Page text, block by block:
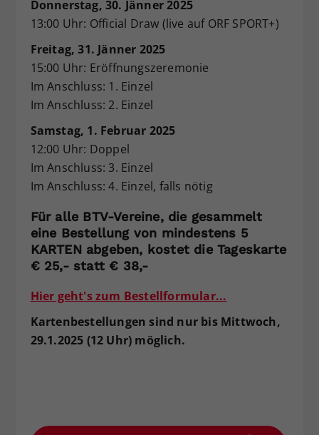
Donnerstag, 30. Jänner 2025
13:00 Uhr: Official Draw (live auf ORF SPORT+)
Freitag, 31. Jänner 2025
15:00 Uhr: Eröffnungszeremonie
Im Anschluss: 1. Einzel
Im Anschluss: 2. Einzel
Samstag, 1. Februar 2025
12:00 Uhr: Doppel
Im Anschluss: 3. Einzel
Im Anschluss: 4. Einzel, falls nötig
Für alle BTV-Vereine, die gesammelt
eine Bestellung von mindestens 5
KARTEN abgeben, kostet die Tageskarte
€ 25,- statt € 38,-
Hier geht's zum Bestellformular...
Kartenbestellungen sind nur bis Mittwoch,
29.1.2025 (12 Uhr) möglich.
Zweck
Dieser Wert speichert Ihre Consent-
Einstellungen. Unter anderem eine
zufällig generierte ID, für die
historische Speicherung Ihrer
vorgenommen Einstellungen, falls der
hat.